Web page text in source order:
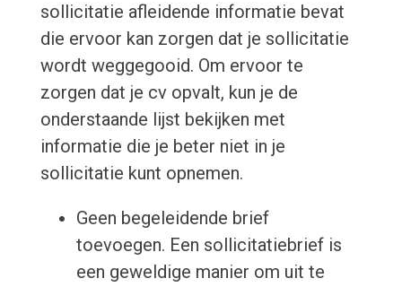
sollicitatie afleidende informatie bevat
die ervoor kan zorgen dat je sollicitatie
wordt weggegooid. Om ervoor te
zorgen dat je cv opvalt, kun je de
onderstaande lijst bekijken met
informatie die je beter niet in je
sollicitatie kunt opnemen.
Geen begeleidende brief
toevoegen. Een sollicitatiebrief is
een geweldige manier om uit te